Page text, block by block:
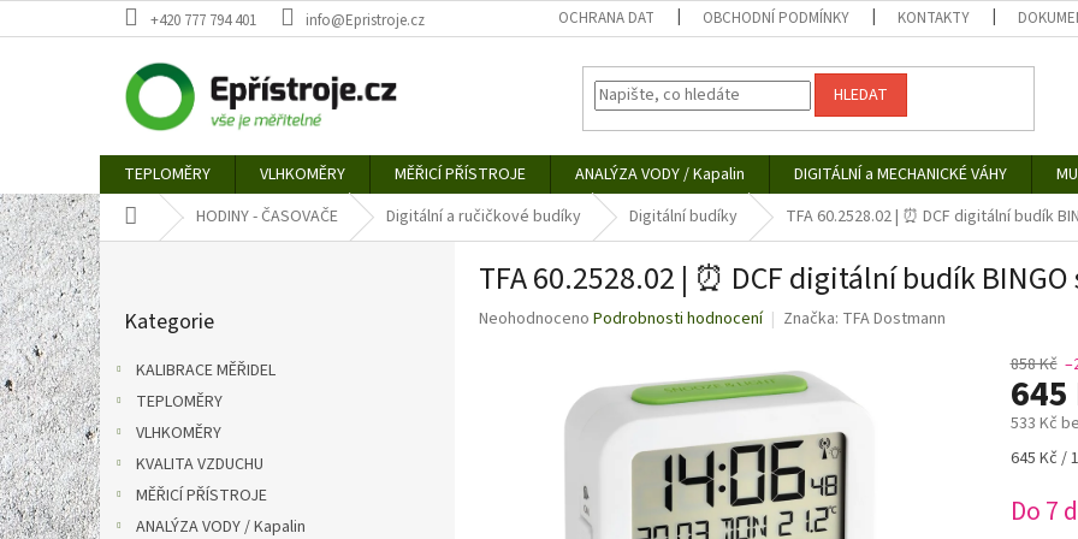
na
+420 777 794 401 info@Epristroje.cz OCHRANA DAT OBCHODNÍ PODMÍNKY KONTAKTY
HLEDAT
TEPLOMĚRY VLHKOMĚRY MĚŘICÍ PŘÍSTROJE ANALÝZA VODY / Kapalin DIGITÁLNÍ a MECHANICKÉ VÁHY
Domů HODINY - ČASOVAČE Digitální a ručičkové budíky Digitální budíky TFA 60.2528.02 | ⏰ DCF digitální budík
P
o
s
t
r
a
n
n
í
p
a
kategorie
Kategorie
KALIBRACE MĚŘIDEL
TEPLOMĚRY
VLHKOMĚRY
KVALITA VZDUCHU
MĚŘICÍ PŘÍSTROJE
ANALÝZA VODY / Kapalin
TFA 60.2528.02 | ⏰ DCF digitální budík
Průměrné
Neohodnoceno Podrobnosti hodnocení Značka: TFA Dostmann
858 Kč
645
533 Kč
Měrná
645 Kč /
Do 7